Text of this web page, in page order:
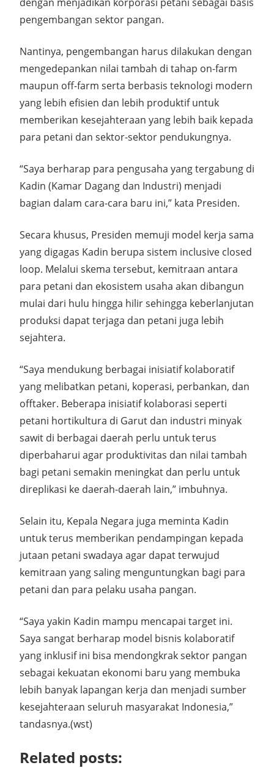
pengembangan sektor pangan.
Nantinya, pengembangan harus dilakukan dengan
mengedepankan nilai tambah di tahap on-farm
maupun off-farm serta berbasis teknologi modern
yang lebih efisien dan lebih produktif untuk
memberikan kesejahteraan yang lebih baik kepada
para petani dan sektor-sektor pendukungnya.
“Saya berharap para pengusaha yang tergabung di
Kadin (Kamar Dagang dan Industri) menjadi
bagian dalam cara-cara baru ini,” kata Presiden.
Secara khusus, Presiden memuji model kerja sama
yang digagas Kadin berupa sistem inclusive closed
loop. Melalui skema tersebut, kemitraan antara
para petani dan ekosistem usaha akan dibangun
mulai dari hulu hingga hilir sehingga keberlanjutan
produksi dapat terjaga dan petani juga lebih
sejahtera.
“Saya mendukung berbagai inisiatif kolaboratif
yang melibatkan petani, koperasi, perbankan, dan
offtaker. Beberapa inisiatif kolaborasi seperti
petani hortikultura di Garut dan industri minyak
sawit di berbagai daerah perlu untuk terus
diperbaharui agar produktivitas dan nilai tambah
bagi petani semakin meningkat dan perlu untuk
direplikasi ke daerah-daerah lain,” imbuhnya.
Selain itu, Kepala Negara juga meminta Kadin
untuk terus memberikan pendampingan kepada
jutaan petani swadaya agar dapat terwujud
kemitraan yang saling menguntungkan bagi para
petani dan para pelaku usaha pangan.
“Saya yakin Kadin mampu mencapai target ini.
Saya sangat berharap model bisnis kolaboratif
yang inklusif ini bisa mendongkrak sektor pangan
sebagai kekuatan ekonomi baru yang membuka
lebih banyak lapangan kerja dan menjadi sumber
kesejahteraan seluruh masyarakat Indonesia,”
tandasnya.(wst)
Related posts: